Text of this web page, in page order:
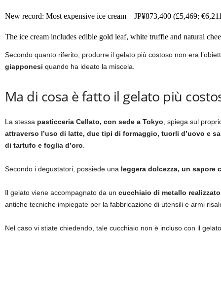
New record: Most expensive ice cream – JP¥873,400 (£5,469;
The ice cream includes edible gold leaf, white truffle and natural
— Guinness World Records (@GWR)May 18, 2023
Secondo quanto riferito, produrre il gelato più costoso non era
giapponesi quando ha ideato la miscela.
Ma di cosa è fatto il gelato più
La stessa pasticceria Cellato, con sede a Tokyo , spiega sul
attraverso l’uso di latte, due tipi di formaggio, tuorli d’uovo e
di tartufo e foglia d’oro
Secondo i degustatori, possiede una leggera dolcezza, un sapore
Il gelato viene accompagnato da un cucchiaio di metallo
antiche tecniche impiegate per la fabbricazione di utensili e armi
Nel caso vi stiate chiedendo, tale cucchiaio non è incluso con il